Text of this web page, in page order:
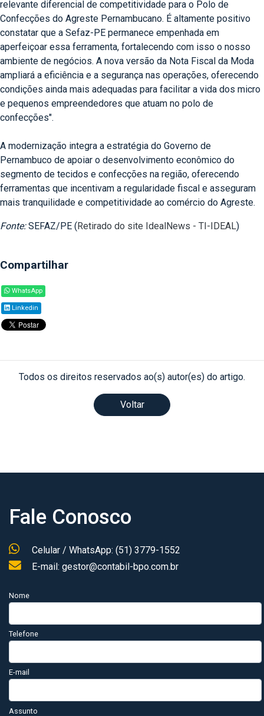
relevante diferencial de competitividade para o Polo de
Confecções do Agreste Pernambucano. É altamente positivo
constatar que a Sefaz-PE permanece empenhada em
aperfeiçoar essa ferramenta, fortalecendo com isso o nosso
ambiente de negócios. A nova versão da Nota Fiscal da Moda
ampliará a eficiência e a segurança nas operações, oferecendo
condições ainda mais adequadas para facilitar a vida dos micro
e pequenos empreendedores que atuam no polo de
confecções".
A modernização integra a estratégia do Governo de
Pernambuco de apoiar o desenvolvimento econômico do
segmento de tecidos e confecções na região, oferecendo
ferramentas que incentivam a regularidade fiscal e asseguram
mais tranquilidade e competitividade ao comércio do Agreste.​
Fonte:SEFAZ/PE (Retirado do site IdealNews - TI-IDEAL)
Compartilhar
WhatsApp
Linkedin
Todos os direitos reservados ao(s) autor(es) do artigo.
Voltar
Fale Conosco
Celular / WhatsApp: (51) 3779-1552
E-mail: gestor@contabil-bpo.com.br
Nome
Telefone
E-mail
Assunto